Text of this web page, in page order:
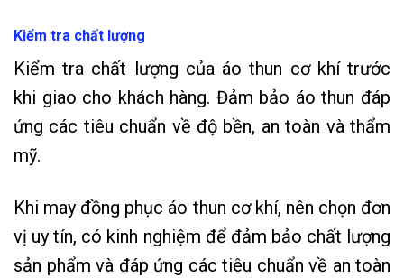
Kiểm tra chất lượng
Kiểm tra chất lượng của áo thun cơ khí trước
khi giao cho khách hàng. Đảm bảo áo thun đáp
ứng các tiêu chuẩn về độ bền, an toàn và thẩm
mỹ.
Khi may đồng phục áo thun cơ khí, nên chọn đơn
vị uy tín, có kinh nghiệm để đảm bảo chất lượng
sản phẩm và đáp ứng các tiêu chuẩn về an toàn